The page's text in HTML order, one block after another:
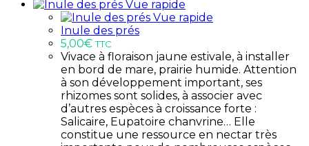
Vue rapide
Vue rapide
Inule des prés
5,00€ TTC
Vivace à floraison jaune estivale, à installer
en bord de mare, prairie humide. Attention
à son développement important, ses
rhizomes sont solides, à associer avec
d’autres espèces à croissance forte :
Salicaire, Eupatoire chanvrine… Elle
constitue une ressource en nectar très